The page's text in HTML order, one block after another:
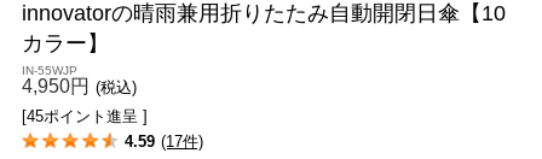
innovatorの晴雨兼用折りたたみ自動開閉日傘【10
カラー】
IN-55WJP
4,950円 (税込)
[45ポイント進呈 ]
4.59 (17件)